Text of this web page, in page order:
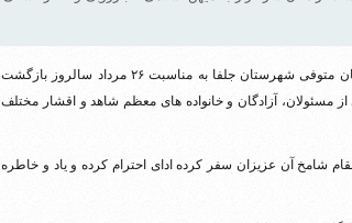
، آیین معنوی غبارروبی و عطرافشانی مزار آزادگان متوفی شهرستان جلفا به مناسبت ۲۶ مرداد سالروز بازگشت
مسئولان، آزادگان و خانواده های معظم شاهد و اقشار مختلف
شامخ آن عزیزان سفر کرده ادای احترام کرده و یاد و خاطره